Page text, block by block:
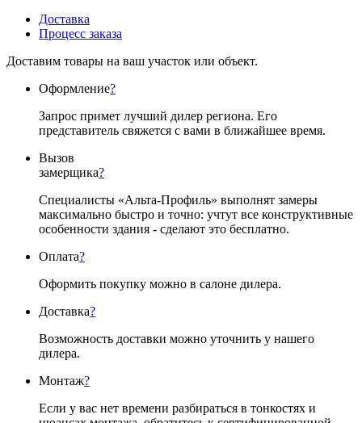
Доставка
Процесс заказа
Доставим товары на ваш участок или объект.
Оформление?
Запрос примет лучший дилер региона. Его
представитель свяжется с вами в ближайшее время.
Вызов
замерщика?
Специалисты «Альта-Профиль» выполнят замеры
максимально быстро и точно: учтут все конструктивные
особенности здания - сделают это бесплатно.
Оплата?
Оформить покупку можно в салоне дилера.
Доставка?
Возможность доставки можно уточнить у нашего
дилера.
Монтаж?
Если у вас нет времени разбираться в тонкостях и